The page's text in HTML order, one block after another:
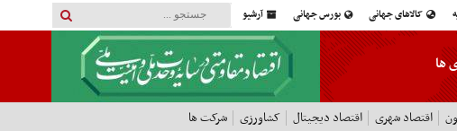
کالاهای جهانی بورس جهانی آرشیو
ها
اقتصاد شهری اقتصاد دیجیتال کشاورزی شرکت ها